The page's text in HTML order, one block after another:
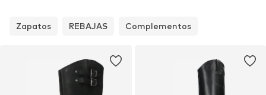
Zapatos REBAJAS Complementos